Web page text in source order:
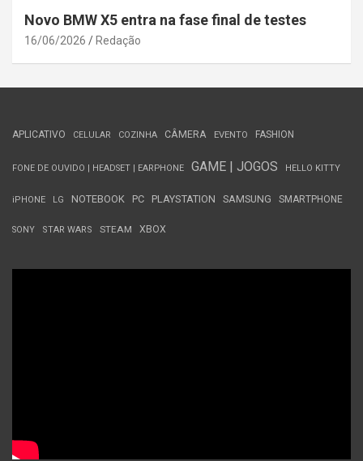
Novo BMW X5 entra na fase final de testes
16/06/2026 Redação
APLICATIVO CELULAR COZINHA CÂMERA EVENTO FASHION
FONE DE OUVIDO | HEADSET | EARPHONE GAME | JOGOS HELLO KITTY
iPHONE LG NOTEBOOK PC PLAYSTATION SAMSUNG SMARTPHONE
SONY STAR WARS STEAM XBOX